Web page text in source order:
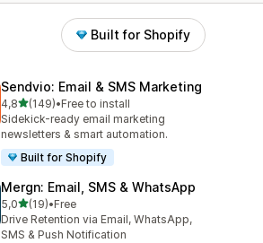
Built for Shopify
Sendvio: Email & SMS Marketing
4,8na 5 gwiazdek
(149)
Łączna liczba recenzji: 149
•Free to install
Sidekick-ready email marketing
newsletters & smart automation.
Built for Shopify
Mergn: Email, SMS & WhatsApp
5,0na 5 gwiazdek
(19)
Łączna liczba recenzji: 19
•Free
Drive Retention via Email, WhatsApp,
SMS & Push Notification